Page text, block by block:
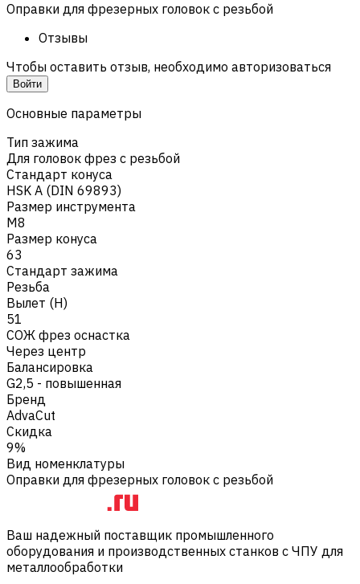
Оправки для фрезерных головок с резьбой
Отзывы
Чтобы оставить отзыв, необходимо авторизоваться
Войти
Основные параметры
Тип зажима
Для головок фрез с резьбой
Стандарт конуса
HSK A (DIN 69893)
Размер инструмента
M8
Размер конуса
63
Стандарт зажима
Резьба
Вылет (H)
51
СОЖ фрез оснастка
Через центр
Балансировка
G2,5 - повышенная
Бренд
AdvaCut
Скидка
9%
Вид номенклатуры
Оправки для фрезерных головок с резьбой
Ваш надежный поставщик промышленного
оборудования и производственных станков с ЧПУ для
металлообработки